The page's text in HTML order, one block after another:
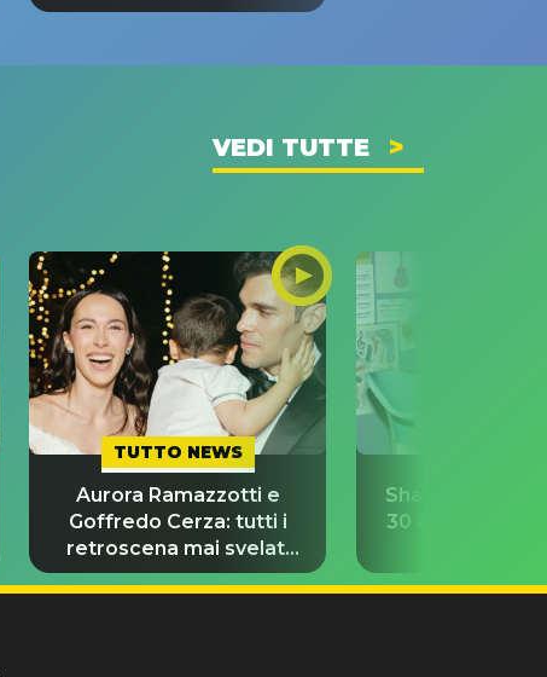
VEDI TUTTE
TUTTO NEWS
Aurora Ramazzotti e
Goffredo Cerza: tutti i
retroscena mai svelati
del matrimonio
Shakira torna
30 anni e ricrea